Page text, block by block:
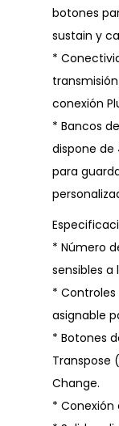
botones
sustain y
*
conexión
* Bancos
dispone
para
* Número
sensibles a
* Controles
asignable
* Botones
Transpose
Change.
* Conexión